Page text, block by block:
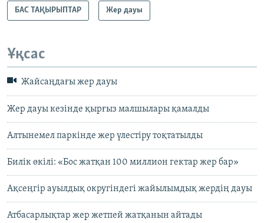
БАС ТАҚЫРЫПТАР Жер дауы
Ұқсас
Жайсаңдағы жер дауы
Жер дауы кезінде қырғыз малшылары қамалды
Алтынемел паркінде жер үлестіру тоқтатылды
Билік өкілі: «Бос жатқан 100 миллион гектар жер бар»
Ақсеңгір ауылдық округіндегі жайылымдық жердің дауы
Атбасарлықтар жер жетпей жатқанын айтады